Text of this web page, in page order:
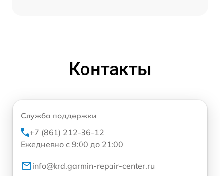
Контакты
Служба поддержки
+7 (861) 212-36-12
Ежедневно с 9:00 до 21:00
info@krd.garmin-repair-center.ru